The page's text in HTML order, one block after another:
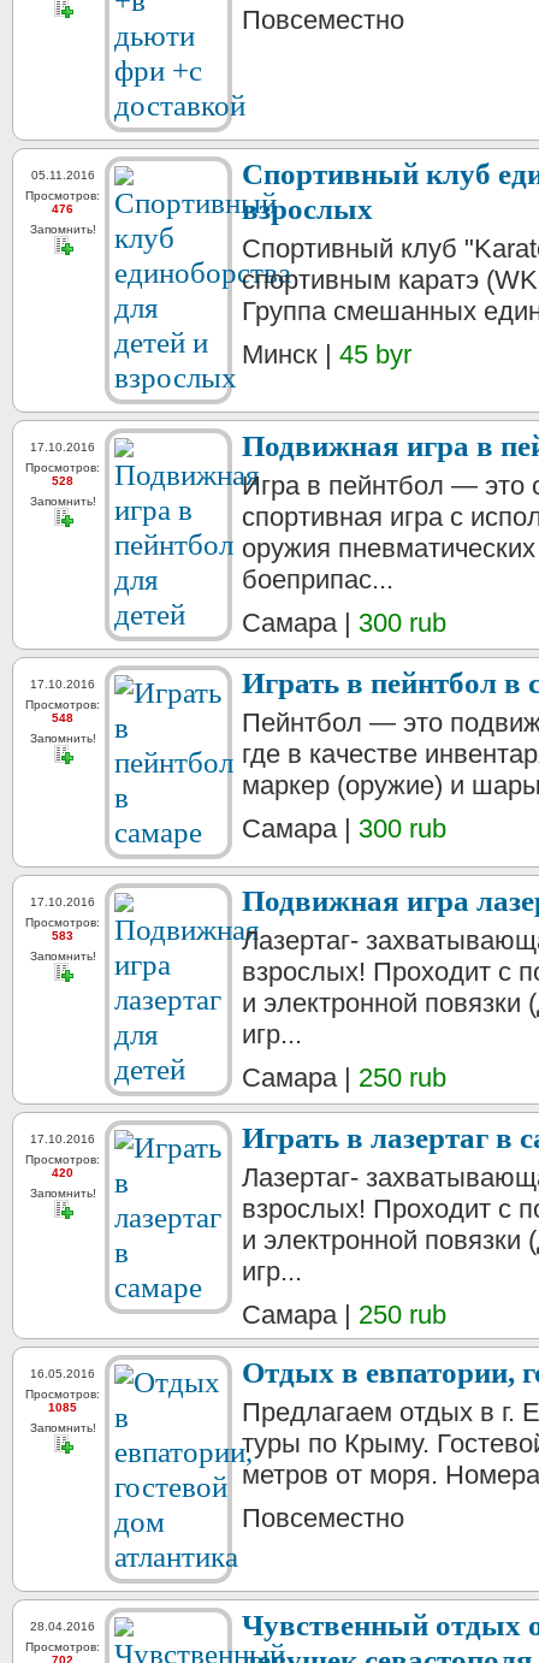
Повсеместно
05.11.2016
Просмотров:
476
Запомнить!
Спортивный клуб
взрослых
Спортивный клуб
спортивным каратэ
Группа смешанных
Минск | 45 byr
17.10.2016
Просмотров:
528
Запомнить!
Подвижная игра в
Игра в пейнтбол — это
спортивная игра с
оружия
боеприпас...
Самара | 300 rub
17.10.2016
Просмотров:
548
Запомнить!
Играть в пейнтбол в
Пейнтбол — это
где в качестве
маркер (оружие) и
Самара | 300 rub
17.10.2016
Просмотров:
583
Запомнить!
Подвижная игра
Лазертаг-
взрослых! Проходит с
и электронной повязки
игр...
Самара | 250 rub
17.10.2016
Просмотров:
420
Запомнить!
Играть в лазертаг в
Лазертаг-
взрослых! Проходит с
и электронной повязки
игр...
Самара | 250 rub
16.05.2016
Просмотров:
1085
Запомнить!
Отдых в евпатории,
Предлагаем отдых в г.
туры по Крыму.
метров от моря.
Повсеместно
28.04.2016
Просмотров:
702
Чувственный отдых